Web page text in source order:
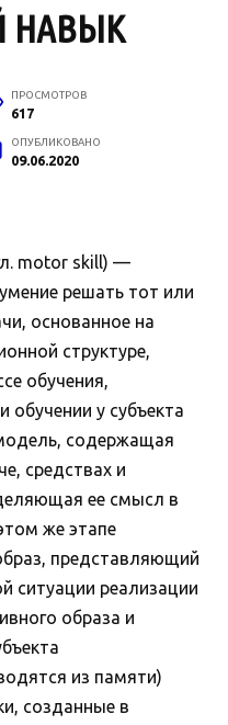
НАВЫК
ПРОСМОТРОВ
617
ОПУБЛИКОВАНО
09.06.2020
motor skill) —
решать тот или
основанное на
структуре,
обучения,
обучении у субъекта
содержащая
средствах и
ее смысл в
же этапе
представляющий
ситуации реализации
образа и
из памяти)
созданные в